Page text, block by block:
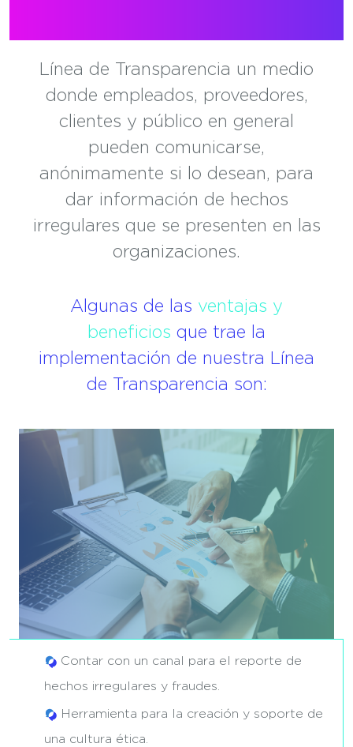
Línea de Transparencia un medio
donde empleados, proveedores,
clientes y público en general
pueden comunicarse,
anónimamente si lo desean, para
dar información de hechos
irregulares que se presenten en las
organizaciones.
Algunas de las ventajas y
beneficios que trae la
implementación de nuestra Línea
de Transparencia son:
Contar con un canal para el reporte de
hechos irregulares y fraudes.
Herramienta para la creación y soporte de
una cultura ética.